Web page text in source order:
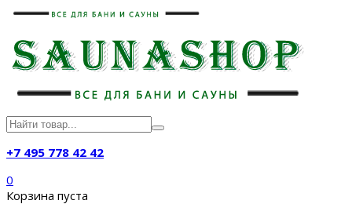
+7 495 778 42 42
0
Корзина пуста